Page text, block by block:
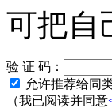
可把自
验 证 码：
允许推荐给同
（我已阅读并同意